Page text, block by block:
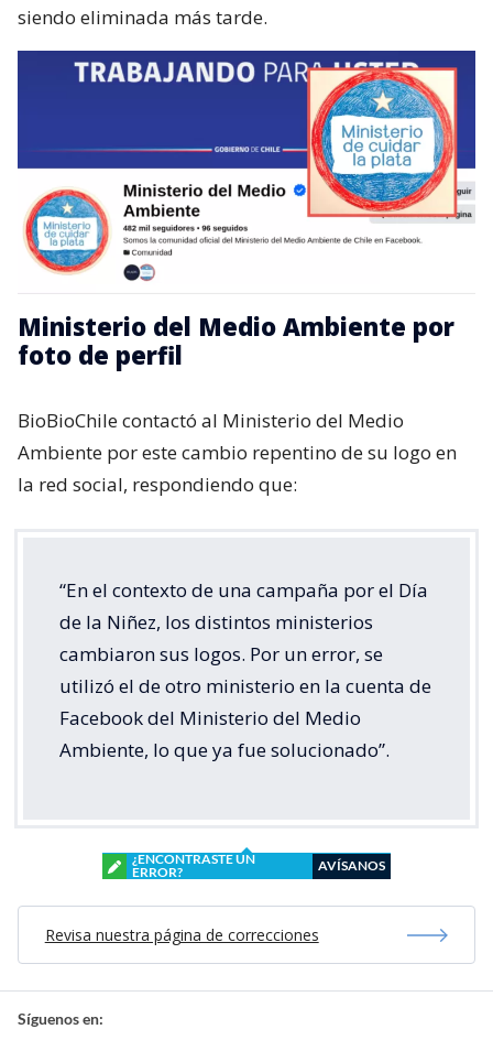
siendo eliminada más tarde.
Ministerio del Medio Ambiente por
foto de perfil
BioBioChile contactó al Ministerio del Medio
Ambiente por este cambio repentino de su logo en
la red social, respondiendo que:
“En el contexto de una campaña por el Día
de la Niñez, los distintos ministerios
cambiaron sus logos. Por un error, se
utilizó el de otro ministerio en la cuenta de
Facebook del Ministerio del Medio
Ambiente, lo que ya fue solucionado”.
¿ENCONTRASTE UN
ERROR?
AVÍSANOS
Revisa nuestra página de correcciones
Síguenos en: